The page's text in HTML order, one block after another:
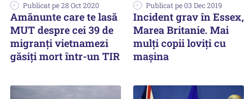
Publicat pe 28 Oct 2020
Amănunte care te lasă
MUT despre cei 39 de
migranți vietnamezi
găsiți mort într-un TIR
Publicat pe 03 Dec 2019
Incident grav în Essex,
Marea Britanie. Mai
mulți copii loviți cu
mașina